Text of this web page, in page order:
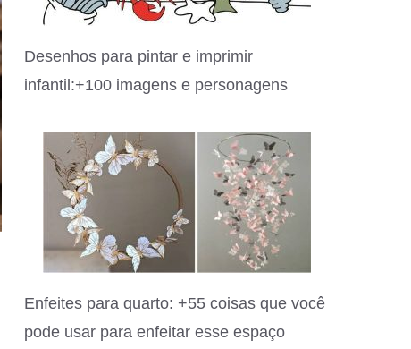
Desenhos para pintar e imprimir
infantil:+100 imagens e personagens
Enfeites para quarto: +55 coisas que você
pode usar para enfeitar esse espaço